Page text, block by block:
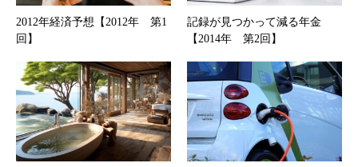
2012年経済予想【2012年 第1
回】
記録が見つかって減る年金
【2014年 第2回】